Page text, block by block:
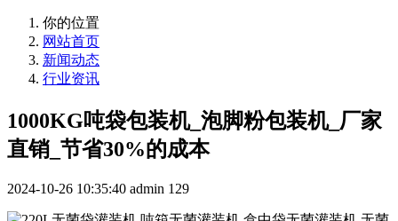
你的位置
网站首页
新闻动态
行业资讯
1000KG吨袋包装机_泡脚粉包装机_厂家
直销_节省30%的成本
2024-10-26 10:35:40 admin 129